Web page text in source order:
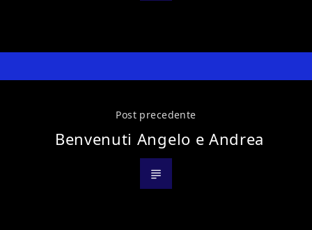
Post precedente
Benvenuti Angelo e Andrea